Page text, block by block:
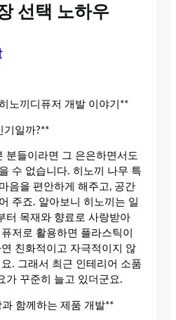
선택 노하우
노끼디퓨저 개발 이야기**
기일까?**
분들이라면 그 은은하면서도
수 없습니다. 히노끼 나무 특
음을 편안하게 해주고, 공간
주죠. 알아보니 히노끼는 일
터 목재와 향료로 사랑받아
저로 활용하면 플라스틱이
친화적이고 자극적이지 않
. 그래서 최근 인테리어 소품
가 꾸준히 늘고 있더군요.
함께하는 제품 개발**